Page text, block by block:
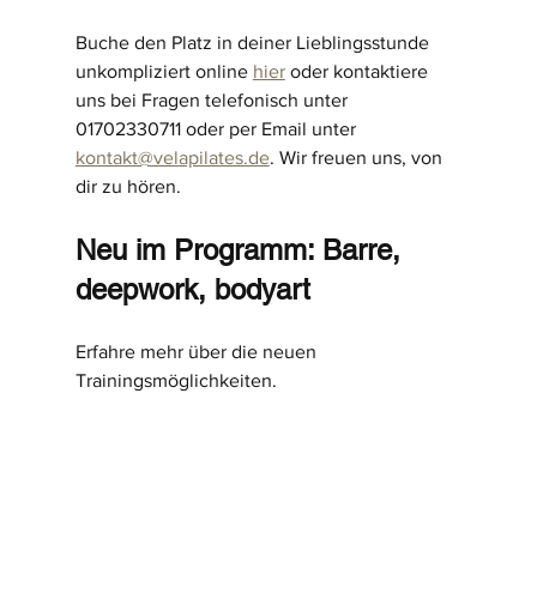
Buche den Platz in deiner Lieblingsstunde
unkompliziert online hier oder kontaktiere
uns bei Fragen telefonisch unter
01702330711 oder per Email unter
kontakt@velapilates.de. Wir freuen uns, von
dir zu hören.
Neu im Programm: Barre,
deepwork, bodyart
Erfahre mehr über die neuen
Trainingsmöglichkeiten.